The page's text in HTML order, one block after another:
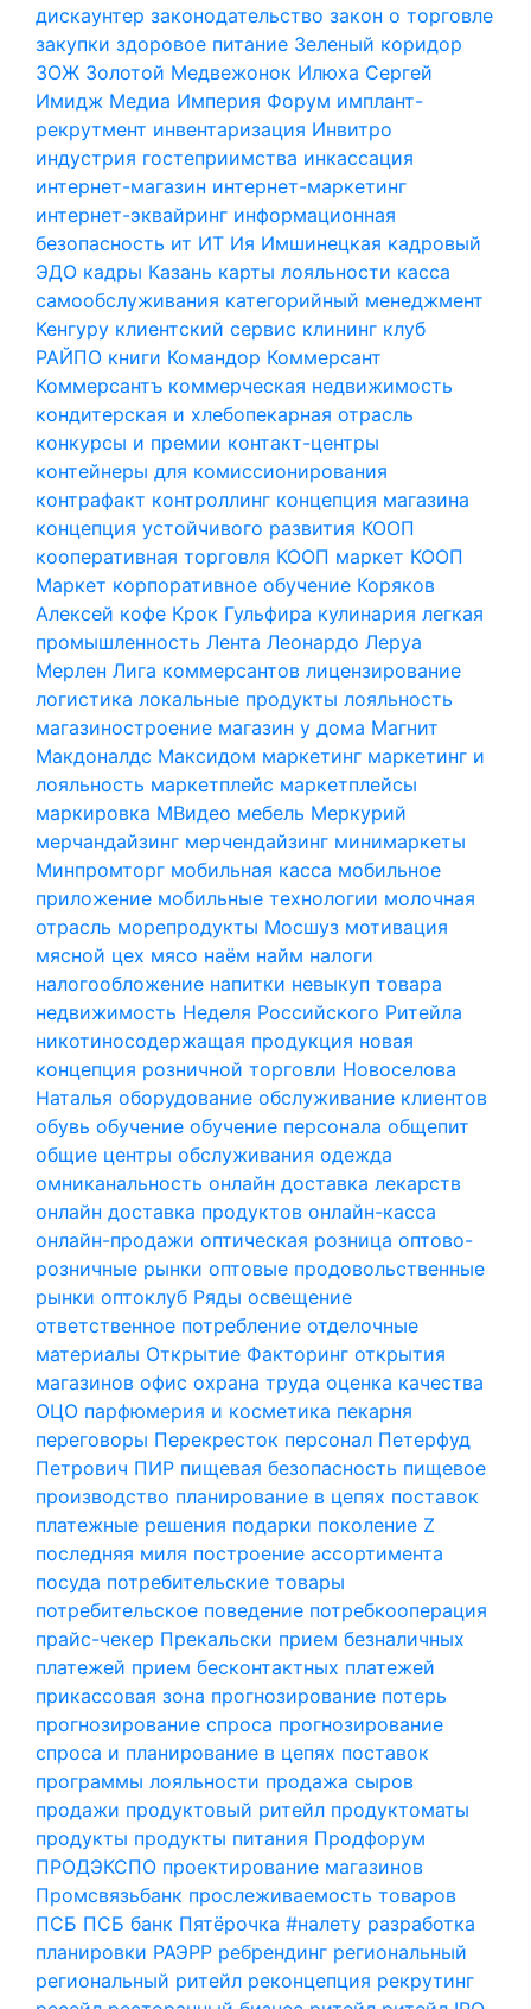
дискаунтер законодательство закон о торговле
закупки здоровое питание Зеленый коридор
ЗОЖ Золотой Медвежонок Илюха Сергей
Имидж Медиа Империя Форум имплант-
рекрутмент инвентаризация Инвитро
индустрия гостеприимства инкассация
интернет-магазин интернет-маркетинг
интернет-эквайринг информационная
безопасность ит ИТ Ия Имшинецкая кадровый
ЭДО кадры Казань карты лояльности касса
самообслуживания категорийный менеджмент
Кенгуру клиентский сервис клининг клуб
РАЙПО книги Командор Коммерсант
Коммерсантъ коммерческая недвижимость
кондитерская и хлебопекарная отрасль
конкурсы и премии контакт-центры
контейнеры для комиссионирования
контрафакт контроллинг концепция магазина
концепция устойчивого развития КООП
кооперативная торговля КООП маркет КООП
Маркет корпоративное обучение Коряков
Алексей кофе Крок Гульфира кулинария легкая
промышленность Лента Леонардо Леруа
Мерлен Лига коммерсантов лицензирование
логистика локальные продукты лояльность
магазиностроение магазин у дома Магнит
Макдоналдс Максидом маркетинг маркетинг и
лояльность маркетплейс маркетплейсы
маркировка МВидео мебель Меркурий
мерчандайзинг мерчендайзинг минимаркеты
Минпромторг мобильная касса мобильное
приложение мобильные технологии молочная
отрасль морепродукты Мосшуз мотивация
мясной цех мясо наём найм налоги
налогообложение напитки невыкуп товара
недвижимость Неделя Российского Ритейла
никотиносодержащая продукция новая
концепция розничной торговли Новоселова
Наталья оборудование обслуживание клиентов
обувь обучение обучение персонала общепит
общие центры обслуживания одежда
омниканальность онлайн доставка лекарств
онлайн доставка продуктов онлайн-касса
онлайн-продажи оптическая розница оптово-
розничные рынки оптовые продовольственные
рынки оптоклуб Ряды освещение
ответственное потребление отделочные
материалы Открытие Факторинг открытия
магазинов офис охрана труда оценка качества
ОЦО парфюмерия и косметика пекарня
переговоры Перекресток персонал Петерфуд
Петрович ПИР пищевая безопасность пищевое
производство планирование в цепях поставок
платежные решения подарки поколение Z
последняя миля построение ассортимента
посуда потребительские товары
потребительское поведение потребкооперация
прайс-чекер Прекальски прием безналичных
платежей прием бесконтактных платежей
прикассовая зона прогнозирование потерь
прогнозирование спроса прогнозирование
спроса и планирование в цепях поставок
программы лояльности продажа сыров
продажи продуктовый ритейл продуктоматы
продукты продукты питания Продфорум
ПРОДЭКСПО проектирование магазинов
Промсвязьбанк прослеживаемость товаров
ПСБ ПСБ банк Пятёрочка #налету разработка
планировки РАЭРР ребрендинг региональный
региональный ритейл реконцепция рекрутинг